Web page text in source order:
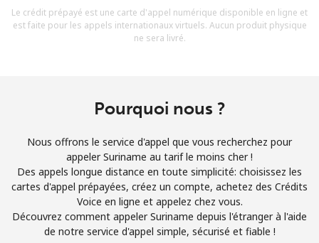
Restez en contact pour obtenir nos meilleures offres.
S'inscrire
Bonjour!
Identifiez-vous ou INSCRIVEZ-VOUS →
Le crédit prépayé est une carte d'appel numérique disponible en ligne et
est faite pour les appels internationaux virtuels. Aucun produit physique
ne sera livré.
Pourquoi nous ?
Nous offrons le service d'appel que vous recherchez pour
appeler Suriname au tarif le moins cher !
Des appels longue distance en toute simplicité: choisissez les
cartes d'appel prépayées, créez un compte, achetez des Crédits
Voice en ligne et appelez chez vous.
Découvrez comment appeler Suriname depuis l'étranger à l'aide
de notre service d'appel simple, sécurisé et fiable !